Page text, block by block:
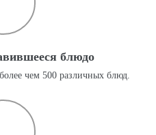
блюдо
чем 500 различных блюд.